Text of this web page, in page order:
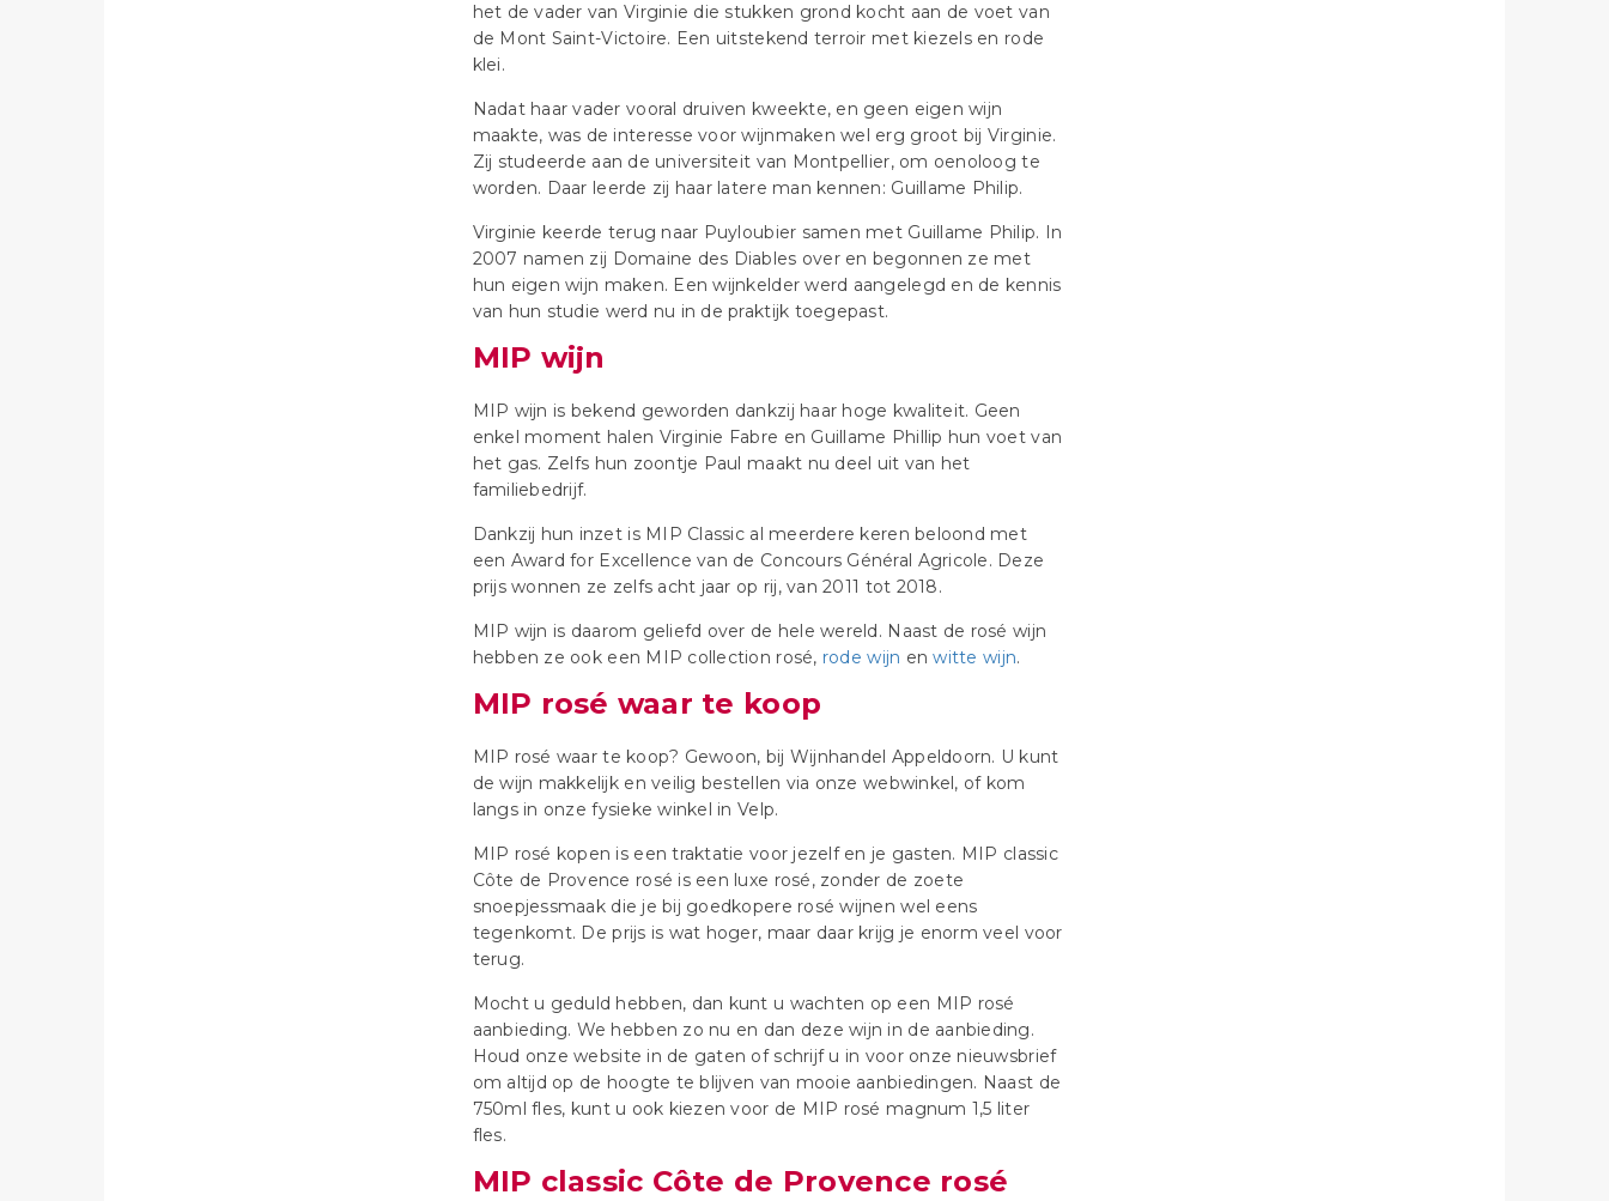
het de vader van Virginie die stukken grond kocht aan de voet van
de Mont Saint-Victoire. Een uitstekend terroir met kiezels en rode
klei.
Nadat haar vader vooral druiven kweekte, en geen eigen wijn
maakte, was de interesse voor wijnmaken wel erg groot bij Virginie.
Zij studeerde aan de universiteit van Montpellier, om oenoloog te
worden. Daar leerde zij haar latere man kennen: Guillame Philip.
Virginie keerde terug naar Puyloubier samen met Guillame Philip. In
2007 namen zij Domaine des Diables over en begonnen ze met
hun eigen wijn maken. Een wijnkelder werd aangelegd en de kennis
van hun studie werd nu in de praktijk toegepast.
MIP wijn
MIP wijn is bekend geworden dankzij haar hoge kwaliteit. Geen
enkel moment halen Virginie Fabre en Guillame Phillip hun voet van
het gas. Zelfs hun zoontje Paul maakt nu deel uit van het
familiebedrijf.
Dankzij hun inzet is MIP Classic al meerdere keren beloond met
een Award for Excellence van de Concours Général Agricole. Deze
prijs wonnen ze zelfs acht jaar op rij, van 2011 tot 2018.
MIP wijn is daarom geliefd over de hele wereld. Naast de rosé wijn
hebben ze ook een MIP collection rosé, rode wijn enwitte wijn.
MIP rosé waar te koop
MIP rosé waar te koop? Gewoon, bij Wijnhandel Appeldoorn. U kunt
de wijn makkelijk en veilig bestellen via onze webwinkel, of kom
langs in onze fysieke winkel in Velp.
MIP rosé kopen is een traktatie voor jezelf en je gasten. MIP classic
Côte de Provence rosé is een luxe rosé, zonder de zoete
snoepjessmaak die je bij goedkopere rosé wijnen wel eens
tegenkomt. De prijs is wat hoger, maar daar krijg je enorm veel voor
terug.
Mocht u geduld hebben, dan kunt u wachten op een MIP rosé
aanbieding. We hebben zo nu en dan deze wijn in de aanbieding.
Houd onze website in de gaten of schrijf u in voor onze nieuwsbrief
om altijd op de hoogte te blijven van mooie aanbiedingen. Naast de
750ml fles, kunt u ook kiezen voor de MIP rosé magnum 1,5 liter
fles.
MIP classic Côte de Provence rosé